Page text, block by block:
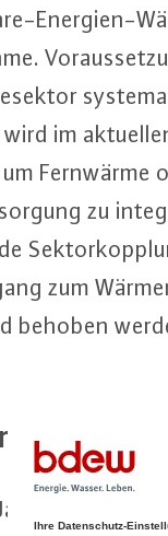
En­er­gi­en-
wird im
Fernwärme
zu
zum
behoben
2017